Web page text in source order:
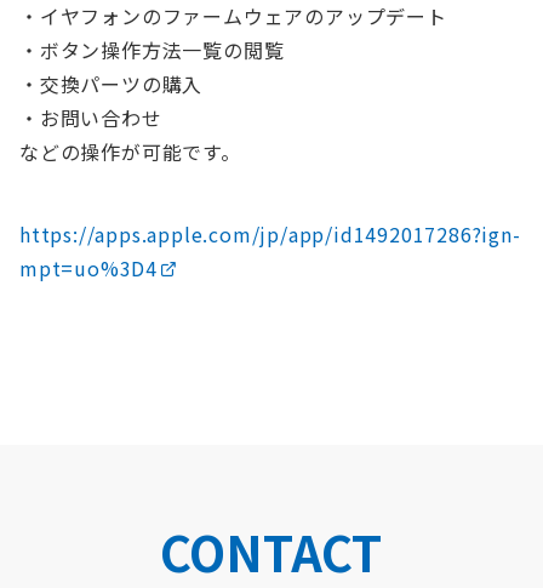
・イヤフォンのファームウェアのアップデート
・ボタン操作方法一覧の閲覧
・交換パーツの購入
・お問い合わせ
などの操作が可能です。
https://apps.apple.com/jp/app/id1492017286?ign-
mpt=uo%3D4
CONTACT